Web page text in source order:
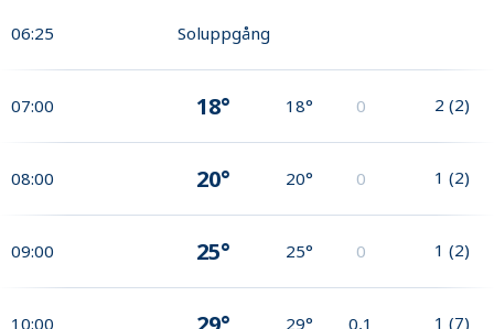
06:25 Soluppgång
07:00 18° 18° 0 2 (2)
08:00 20° 20° 0 1 (2)
09:00 25° 25° 0 1 (2)
10:00 29° 0,1 1 (7)